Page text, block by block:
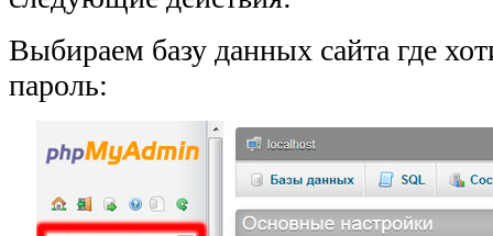
Выбираем базу данных сайта где
пароль: